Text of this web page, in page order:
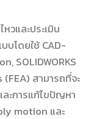
วและประเมิน
โดยใช้ CAD-
SOLIDWORKS
สามารถที่จะ
ะการแก้ไขปัญหา
motion และ